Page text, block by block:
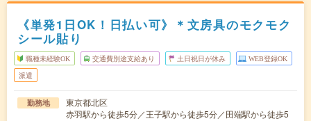
《単発1日OK！日払い可》＊文房具のモクモク
シール貼り
職種未経験OK 交通費別途支給あり 土日祝日が休み WEB登録OK
派遣
勤務地
東京都北区
赤羽駅から徒歩5分／王子駅から徒歩5分／田端駅から徒歩5